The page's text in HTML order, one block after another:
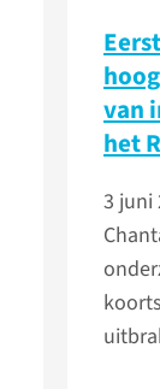
van
het
3 juni